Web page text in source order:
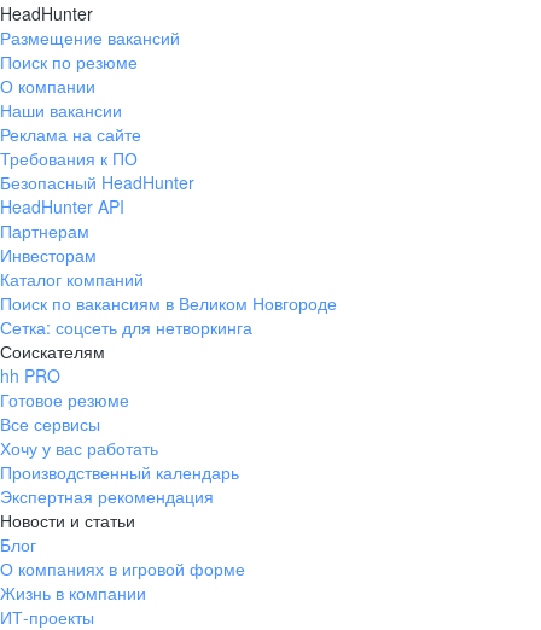
HeadHunter
Размещение вакансий
Поиск по резюме
О компании
Наши вакансии
Реклама на сайте
Требования к ПО
Безопасный HeadHunter
HeadHunter API
Партнерам
Инвесторам
Каталог компаний
Поиск по вакансиям в Великом Новгороде
Сетка: соцсеть для нетворкинга
Соискателям
hh PRO
Готовое резюме
Все сервисы
Хочу у вас работать
Производственный календарь
Экспертная рекомендация
Новости и статьи
Блог
О компаниях в игровой форме
Жизнь в компании
ИТ-проекты